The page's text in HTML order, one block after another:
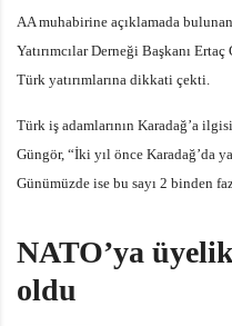
AA muhabirine açıklamada
Yatırımcılar Derneği Başkanı
Türk yatırımlarına dikkati çekti.
Türk iş adamlarının Karadağ’a
Güngör, “İki yıl önce Karadağ’da
Günümüzde ise bu sayı 2 binden
NATO’ya
oldu